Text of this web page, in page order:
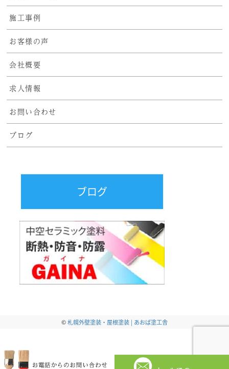
施工事例
お客様の声
会社概要
求人情報
お問い合わせ
ブログ
ブログ
©札幌外壁塗装・屋根塗装 | あおば塗工舎